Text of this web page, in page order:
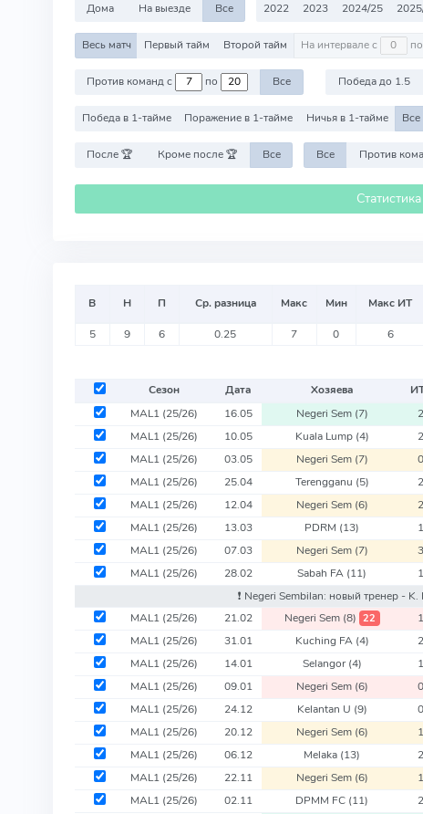
Дома На выезде Все 2022 2023 2024/25
Весь матч Первый тайм Второй тайм На интервале с по
Против команд с по Все Победа до 1.5
Победа в 1-тайме Поражение в 1-тайме Ничья в 1-тайме Все
После 🏆 Кроме после 🏆 Все Все
В Н П Ср. разница Макс Мин Макс ИТ
5 9 6 0.25 7 0 6
Сезон Дата Хозяева
MAL1 (25/26) 16.05 Negeri Sem (7) 2
MAL1 (25/26) 10.05 Kuala Lump (4) 2
MAL1 (25/26) 03.05 Negeri Sem (7) 0
MAL1 (25/26) 25.04 Terengganu (5) 2
MAL1 (25/26) 12.04 Negeri Sem (6) 2
MAL1 (25/26) 13.03 PDRM (13) 1
MAL1 (25/26) 07.03 Negeri Sem (7) 3
MAL1 (25/26) 28.02 Sabah FA (11) 1
❗️ Negeri Sembilan: новый тренер - K.
MAL1 (25/26) 21.02 Negeri Sem (8) 22 1
MAL1 (25/26) 31.01 Kuching FA (4) 2
MAL1 (25/26) 14.01 Selangor(4) 1
MAL1 (25/26) 09.01 Negeri Sem (6) 0
MAL1 (25/26) 24.12 Kelantan U (9) 0
MAL1 (25/26) 20.12 Negeri Sem (6) 1
MAL1 (25/26) 06.12 Melaka (13) 2
MAL1 (25/26) 22.11 Negeri Sem (6) 1
MAL1 (25/26) 02.11 DPMM FC (11) 2